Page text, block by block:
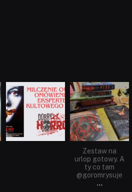
dobryhorror
Sie 19
dobryhorror
Lip 31
Zestaw na
urlop gotowy. A
ty co tam
@goromrysuje
...